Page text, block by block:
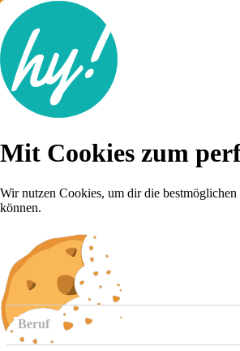
Lebenslauf
Jobs anzeigen
Beruf
Mit Cookies zum
Wir nutzen Cookies, um dir die bestmöglichen
können.